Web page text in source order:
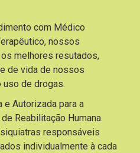
com Médico
nossos
melhores resutados,
de vida de nossos
uso de drogas.
e Autorizada para a
Reabilitação Humana.
responsáveis
individualmente à cada